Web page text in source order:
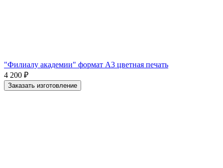
"Филиалу академии" формат А3 цветная печать
4 200 ₽
Заказать изготовление